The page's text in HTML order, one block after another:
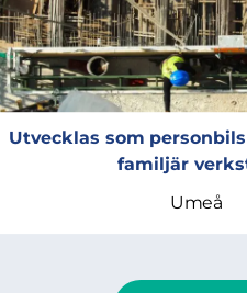
Utvecklas som
familjär
Umeå